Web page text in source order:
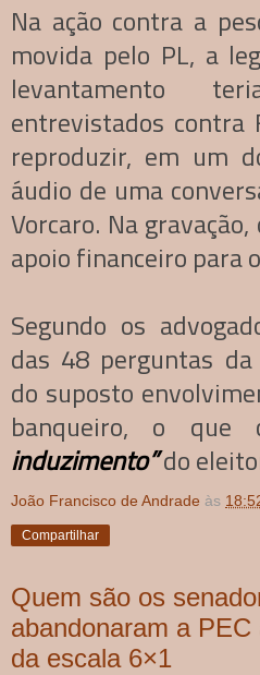
Na ação contra a
movida pelo PL, a
levantamento
entrevistados contra
reproduzir, em um
áudio de uma
Vorcaro. Na
apoio financeiro para
Segundo os
das 48 perguntas
do suposto
banqueiro, o que
induzimento”do
João Francisco de Andrade às
Compartilhar
Quem são os
abandonaram a
da escala 6×1